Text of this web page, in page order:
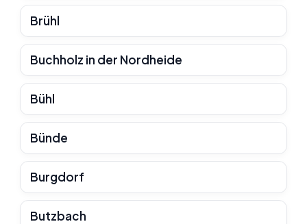
Brühl
Buchholz in der Nordheide
Bühl
Bünde
Burgdorf
Butzbach